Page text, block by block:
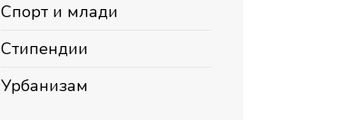
Спорт и млади
Стипендии
Урбанизам